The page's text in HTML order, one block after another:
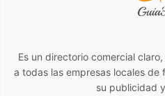
Es un directorio comercial
a todas las empresas locales
su publicidad